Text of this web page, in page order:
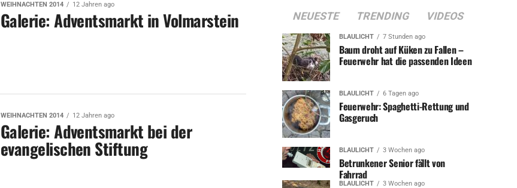
WEIHNACHTEN 2014 12 Jahren ago
Galerie: Adventsmarkt in Volmarstein
WEIHNACHTEN 2014 12 Jahren ago
Galerie: Adventsmarkt bei der
evangelischen Stiftung
NEUESTE TRENDING VIDEOS
BLAULICHT 7 Stunden ago
Baum droht auf Küken zu Fallen –
Feuerwehr hat die passenden Ideen
BLAULICHT 6 Tagen ago
Feuerwehr: Spaghetti-Rettung und
Gasgeruch
BLAULICHT 3 Wochen ago
Betrunkener Senior fällt von
Fahrrad
BLAULICHT 3 Wochen ago